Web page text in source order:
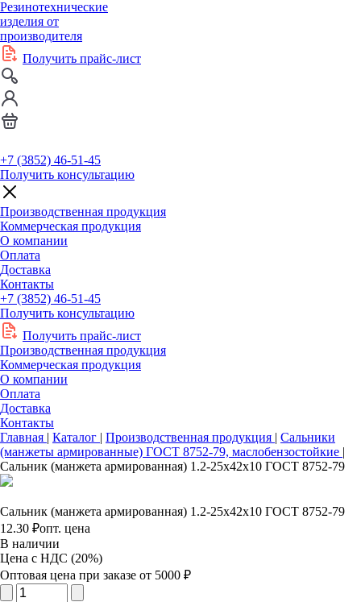
Резинотехнические
изделия от
производителя
Получить прайс-лист
+7 (3852) 46-51-45
Получить консультацию
Производственная продукция
Коммерческая продукция
О компании
Оплата
Доставка
Контакты
+7 (3852) 46-51-45
Получить консультацию
Получить прайс-лист
Производственная продукция
Коммерческая продукция
О компании
Оплата
Доставка
Контакты
Главная | Каталог | Производственная продукция | Сальники
(манжеты армированные) ГОСТ 8752-79, маслобензостойкие |
Сальник (манжета армированная) 1.2-25х42х10 ГОСТ 8752-79
Сальник (манжета армированная) 1.2-25х42х10 ГОСТ 8752-79
12.30 ₽опт. цена
В наличии
Цена с НДС (20%)
Оптовая цена при заказе от 5000 ₽